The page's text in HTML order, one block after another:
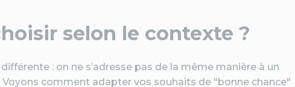
selon le contexte ?
: on ne s’adresse pas de la même manière à un
Voyons comment adapter vos souhaits de "bonne chance"